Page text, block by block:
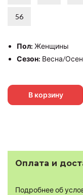
56
Пол: Женщины
Сезон: Весна/
В корзину
Оплата и
Подробнее об